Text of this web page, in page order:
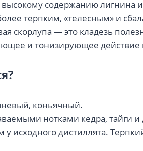
высокому содержанию лигнина
терпким, «телесным» и
скорлупа — это кладезь
и тонизирующее действие
коньячный.
нотками кедра, тайги
у исходного дистиллята.